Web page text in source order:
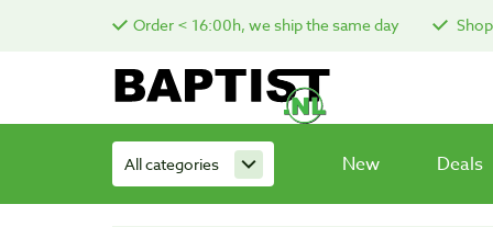
Order < 16:00h, we ship the same day
All categories New Deals